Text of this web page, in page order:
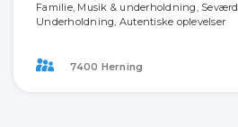
Familie, Musik & underholdning,
Underholdning, Autentiske oplevelser
7400 Herning